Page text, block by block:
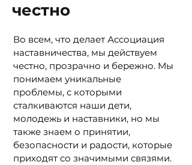
честно
Во всем, что делает Ассоциация
наставничества, мы действуем
честно, прозрачно и бережно. Мы
понимаем уникальные
проблемы, с которыми
сталкиваются наши дети,
молодежь и наставники, но мы
также знаем о принятии,
безопасности и радости, которые
приходят со значимыми связями.